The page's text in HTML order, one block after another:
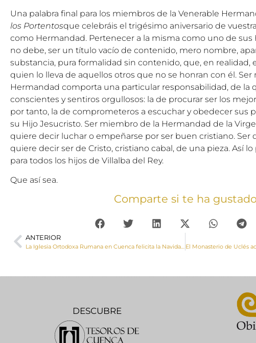
Una palabra final para los miembros de la Venerable
los Portentosque celebráis el trigésimo aniversario de
como Hermandad. Pertenecer a la misma como uno de
no debe, ser un título vacío de contenido, mero nombre,
substancia, pura formalidad sin contenido, que, en realidad,
quien lo lleva de aquellos otros que no se honran con él.
Hermandad comporta una particular responsabilidad, de la
conscientes y sentiros orgullosos: la de procurar ser los
por tanto, la de comprometeros a escuchar y obedecer sus
su Hijo Jesucristo. Ser miembro de la Hermandad de la
quiere decir luchar o empeñarse por ser buen cristiano. Ser
quiere decir ser de Cristo, cristiano cabal, de una pieza. Así lo
para todos los hijos de Villalba del Rey.
Que así sea.
Comparte si te ha
ANTERIOR
La Iglesia Ortodoxa Rumana en Cuenca felicita la Navidad a nuestro Obispo
DESCUBRE